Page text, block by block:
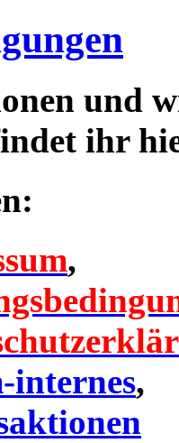
und
ihr
,
internes,